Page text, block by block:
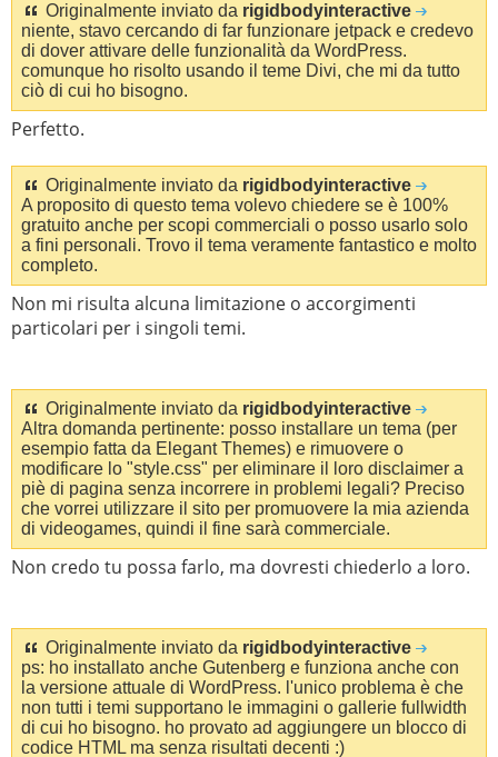
Originalmente inviato da rigidbodyinteractive
niente, stavo cercando di far funzionare jetpack e credevo
di dover attivare delle funzionalità da WordPress.
comunque ho risolto usando il teme Divi, che mi da tutto
ciò di cui ho bisogno.
Perfetto.
Originalmente inviato da rigidbodyinteractive
A proposito di questo tema volevo chiedere se è 100%
gratuito anche per scopi commerciali o posso usarlo solo
a fini personali. Trovo il tema veramente fantastico e molto
completo.
Non mi risulta alcuna limitazione o accorgimenti
particolari per i singoli temi.
Originalmente inviato da rigidbodyinteractive
Altra domanda pertinente: posso installare un tema (per
esempio fatta da Elegant Themes) e rimuovere o
modificare lo "style.css" per eliminare il loro disclaimer a
piè di pagina senza incorrere in problemi legali? Preciso
che vorrei utilizzare il sito per promuovere la mia azienda
di videogames, quindi il fine sarà commerciale.
Non credo tu possa farlo, ma dovresti chiederlo a loro.
Originalmente inviato da rigidbodyinteractive
ps: ho installato anche Gutenberg e funziona anche con
la versione attuale di WordPress. l'unico problema è che
non tutti i temi supportano le immagini o gallerie fullwidth
di cui ho bisogno. ho provato ad aggiungere un blocco di
codice HTML ma senza risultati decenti :)